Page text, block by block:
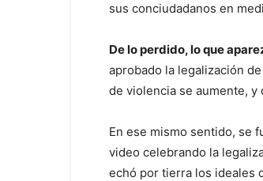
sus conciudadanos en
De lo perdido, lo que
aprobado la legalización
de violencia se aumente, y
En ese mismo sentido, se
video celebrando la
echó por tierra los ideales